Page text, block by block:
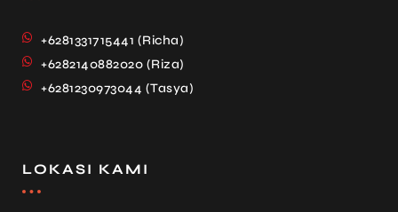
+6281331715441 (Richa)
+6282140882020 (Riza)
+6281230973044 (Tasya)
LOKASI KAMI